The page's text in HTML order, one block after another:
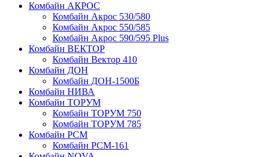
Комбайн АКРОС
Комбайн Акрос 530/580
Комбайн Акрос 550/585
Комбайн Акрос 590/595 Plus
Комбайн ВЕКТОР
Комбайн Вектор 410
Комбайн ДОН
Комбайн ДОН-1500Б
Комбайн НИВА
Комбайн ТОРУМ
Комбайн ТОРУМ 750
Комбайн ТОРУМ 785
Комбайн РСМ
Комбайн РСМ-161